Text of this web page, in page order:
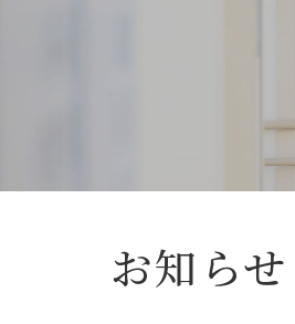
お知らせ